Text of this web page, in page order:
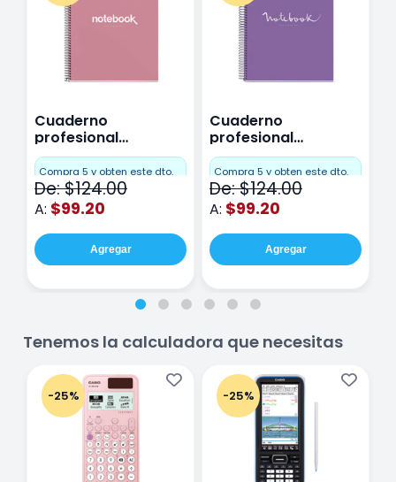
Cuaderno
profesional
Miquelrius Emotions
Cuadro Chico 80
hojas Rosa
Compra 5 y obten este dto.
De: $124.00
A: $99.20
Agregar
Cuaderno
profesional
Miquelrius Emotions
raya 80 hojas
Purpura
Compra 5 y obten este dto.
De: $124.00
A: $99.20
Agregar
Tenemos la calculadora que necesitas
-25% -25%